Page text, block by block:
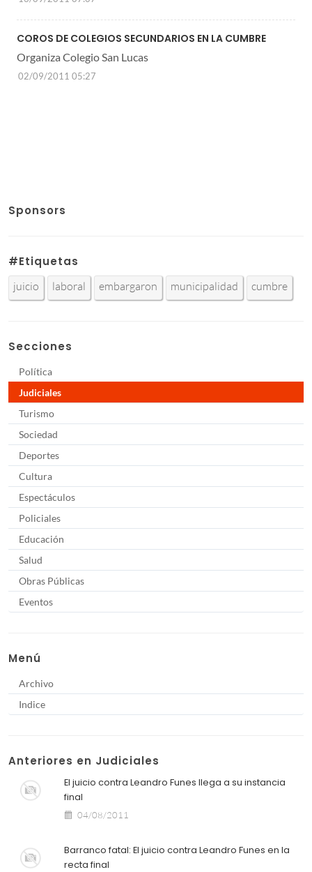
COROS DE COLEGIOS SECUNDARIOS EN LA CUMBRE
Organiza Colegio San Lucas
02/09/2011 05:27
Sponsors
#Etiquetas
juicio laboral embargaron municipalidad cumbre
Secciones
Política
Judiciales
Turismo
Sociedad
Deportes
Cultura
Espectáculos
Policiales
Educación
Salud
Obras Públicas
Eventos
Menú
Archivo
Indice
Anteriores en Judiciales
El juicio contra Leandro Funes llega a su instancia
final
04/08/2011
Barranco fatal: El juicio contra Leandro Funes en la
recta final